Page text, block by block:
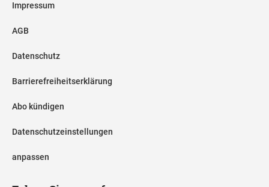
Impressum
AGB
Datenschutz
Barrierefreiheitserklärung
Abo kündigen
Datenschutzeinstellungen
anpassen